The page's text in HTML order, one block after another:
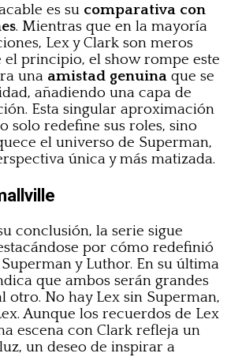
es su comparativa con
. Mientras que en la mayoría
Lex y Clark son meros
el principio, el show rompe este
una amistad genuina que se
añadiendo una capa de
Esta singular aproximación
solo redefine sus roles, sino
el universo de Superman,
única y más matizada.
conclusión, la serie sigue
por cómo redefinió
y Luthor. En su última
que ambos serán grandes
otro. No hay Lex sin Superman,
Aunque los recuerdos de Lex
escena con Clark refleja un
un deseo de inspirar a